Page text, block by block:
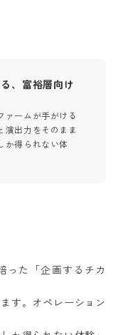
、富裕層向け
ァームが手がける
演出力をそのまま
か得られない体
った「企画するチカ
す。オペレーション